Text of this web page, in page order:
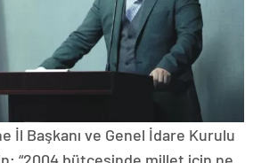
İl Başkanı ve Genel İdare Kurulu
“2004 bütçesinde millet için ne